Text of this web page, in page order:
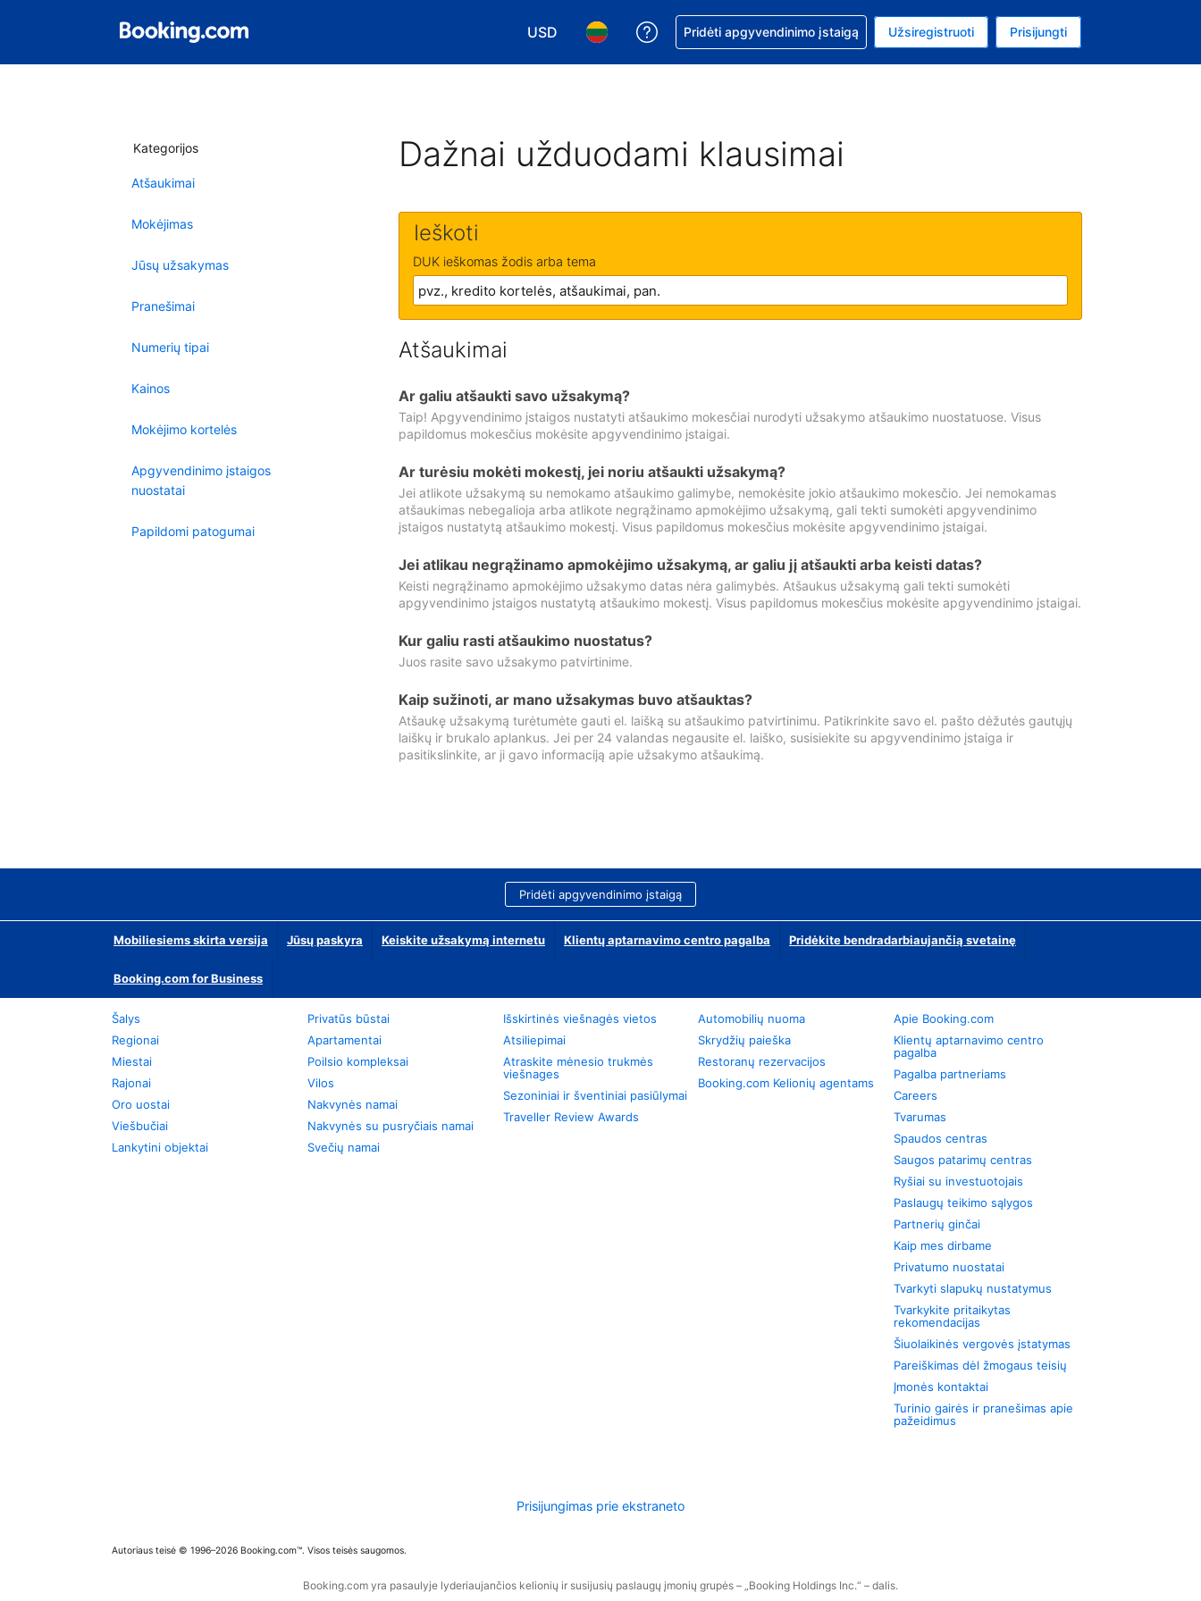
USD
Pasirinkite valiutą. Jūsų pasirinkta valiuta: Jungtinių Valstijų doleris
Pasirinkite kalbą. Jūsų pasirinkta kalba: Lietuvių
Pagalba dėl užsakymo
Pridėti apgyvendinimo įstaigą Užsiregistruoti Prisijungti
Kategorijos
Atšaukimai
Mokėjimas
Jūsų užsakymas
Pranešimai
Numerių tipai
Kainos
Mokėjimo kortelės
Apgyvendinimo įstaigos
nuostatai
Papildomi patogumai
Dažnai užduodami klausimai
Ieškoti
DUK ieškomas žodis arba tema
Atšaukimai
Ar galiu atšaukti savo užsakymą?
Taip! Apgyvendinimo įstaigos nustatyti atšaukimo mokesčiai nurodyti užsakymo atšaukimo nuostatuose. Visus
papildomus mokesčius mokėsite apgyvendinimo įstaigai.
Ar turėsiu mokėti mokestį, jei noriu atšaukti užsakymą?
Jei atlikote užsakymą su nemokamo atšaukimo galimybe, nemokėsite jokio atšaukimo mokesčio. Jei nemokamas
atšaukimas nebegalioja arba atlikote negrąžinamo apmokėjimo užsakymą, gali tekti sumokėti apgyvendinimo
įstaigos nustatytą atšaukimo mokestį. Visus papildomus mokesčius mokėsite apgyvendinimo įstaigai.
Jei atlikau negrąžinamo apmokėjimo užsakymą, ar galiu jį atšaukti arba keisti datas?
Keisti negrąžinamo apmokėjimo užsakymo datas nėra galimybės. Atšaukus užsakymą gali tekti sumokėti
apgyvendinimo įstaigos nustatytą atšaukimo mokestį. Visus papildomus mokesčius mokėsite apgyvendinimo įstaigai.
Kur galiu rasti atšaukimo nuostatus?
Juos rasite savo užsakymo patvirtinime.
Kaip sužinoti, ar mano užsakymas buvo atšauktas?
Atšaukę užsakymą turėtumėte gauti el. laišką su atšaukimo patvirtinimu. Patikrinkite savo el. pašto dėžutės gautųjų
laiškų ir brukalo aplankus. Jei per 24 valandas negausite el. laiško, susisiekite su apgyvendinimo įstaiga ir
pasitikslinkite, ar ji gavo informaciją apie užsakymo atšaukimą.
Pridėti apgyvendinimo įstaigą
Mobiliesiems skirta versija Jūsų paskyra Keiskite užsakymą internetu Klientų aptarnavimo centro pagalba Pridėkite bendradarbiaujančią svetainę
Booking.com for Business
Šalys
Regionai
Miestai
Rajonai
Oro uostai
Viešbučiai
Lankytini objektai
Privatūs būstai
Apartamentai
Poilsio kompleksai
Vilos
Nakvynės namai
Nakvynės su pusryčiais namai
Svečių namai
Išskirtinės viešnagės vietos
Atsiliepimai
Atraskite mėnesio trukmės
viešnages
Sezoniniai ir šventiniai pasiūlymai
Traveller Review Awards
Automobilių nuoma
Skrydžių paieška
Restoranų rezervacijos
Booking.com Kelionių agentams
Apie Booking.com
Klientų aptarnavimo centro
pagalba
Pagalba partneriams
Careers
Tvarumas
Spaudos centras
Saugos patarimų centras
Ryšiai su investuotojais
Paslaugų teikimo sąlygos
Partnerių ginčai
Kaip mes dirbame
Privatumo nuostatai
Tvarkyti slapukų nustatymus
Tvarkykite pritaikytas
rekomendacijas
Šiuolaikinės vergovės įstatymas
Pareiškimas dėl žmogaus teisių
Įmonės kontaktai
Turinio gairės ir pranešimas apie
pažeidimus
Prisijungimas prie ekstraneto
Autoriaus teisė © 1996–2026 Booking.com™. Visos teisės saugomos.
Booking.com yra pasaulyje lyderiaujančios kelionių ir susijusių paslaugų įmonių grupės – „Booking Holdings Inc.“ – dalis.